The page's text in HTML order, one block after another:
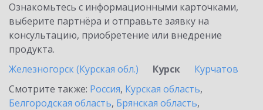
Ознакомьтесь с информационными карточками,
выберите партнёра и отправьте заявку на
консультацию, приобретение или внедрение
продукта.
Железногорск (Курская обл.)
Курск
Курчатов
Смотрите также: Россия, Курская область,
Белгородская область, Брянская область,